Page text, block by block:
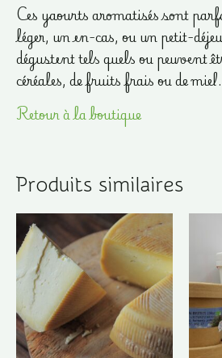
Ces yaourts aromatisés sont
léger, un en-cas, ou un petit-
dégustent tels quels ou peuvent
céréales, de fruits frais ou de miel.
Retour à la boutique
Produits similaires